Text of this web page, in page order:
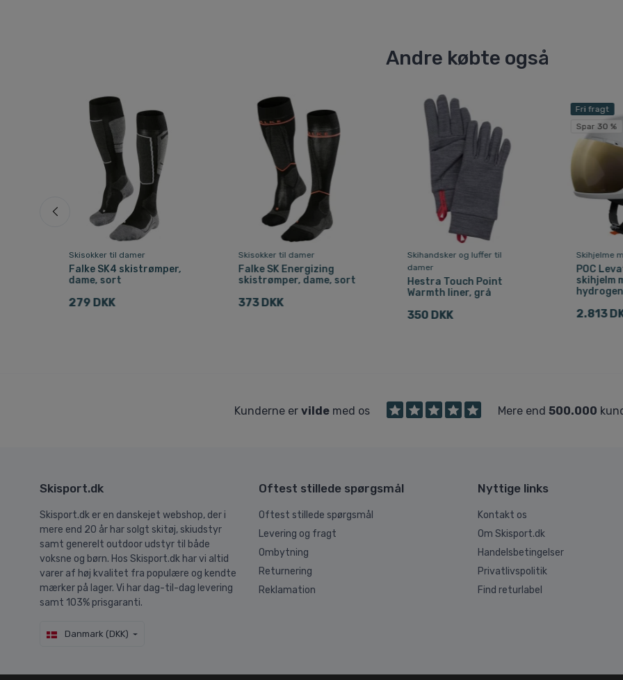
Andre købte også
Skisokker til damer
Falke SK4 skistrømper,
dame, sort
279 DKK
Skisokker til damer
Falke SK Energizing
skistrømper, dame, sort
373 DKK
Skihandsker og luffer til
damer
Hestra Touch Point
Warmth liner, grå
350 DKK
Fri fragt
Spar 30 %
Skihjelme
POC
skihjelm
2.813
Kunderne er vildemed os Mere end 500.000
Skisport.dk
Skisport.dk er en danskejet webshop, der i
mere end 20 år har solgt skitøj, skiudstyr
samt generelt outdoor udstyr til både
voksne og børn. Hos Skisport.dk har vi altid
varer af høj kvalitet fra populære og kendte
mærker på lager. Vi har dag-til-dag levering
samt 103% prisgaranti.
Danmark (DKK)
Oftest stillede spørgsmål
Oftest stillede spørgsmål
Levering og fragt
Ombytning
Returnering
Reklamation
Nyttige links
Kontakt os
Om Skisport.dk
Handelsbetingelser
Privatlivspolitik
Find returlabel